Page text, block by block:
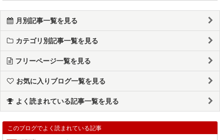
月別記事一覧を見る
カテゴリ別記事一覧を見る
フリーページ一覧を見る
お気に入りブログ一覧を見る
よく読まれている記事一覧を見る
このブログでよく読まれている記事